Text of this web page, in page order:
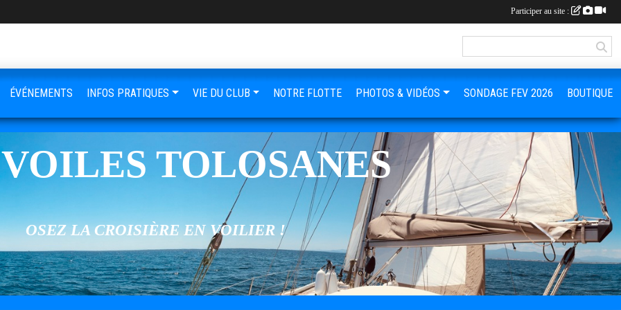
TOLOSANES
OSEZ LA CROISIÈRE EN VOILIER !
ÉVÉNEMENTS INFOS PRATIQUES VIE DU CLUB NOTRE FLOTTE PHOTOS & VIDÉOS SONDAGE FEV 2026 BOUTIQUE
Participer au site :